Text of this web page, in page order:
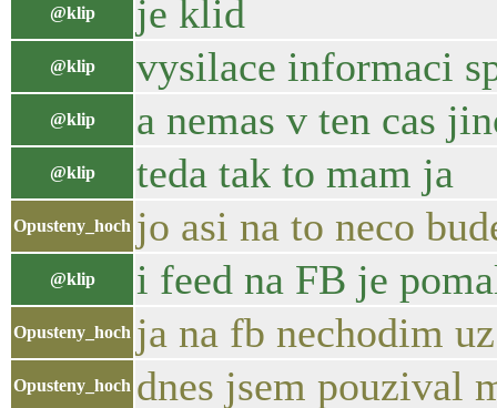
@klip je klid
@klip vysilace informaci
@klip a nemas v ten cas
@klip teda tak to mam ja
Opusteny_hoch jo asi na to neco
@klip i feed na FB je
Opusteny_hoch ja na fb nechodim uz
Opusteny_hoch dnes jsem pouzival